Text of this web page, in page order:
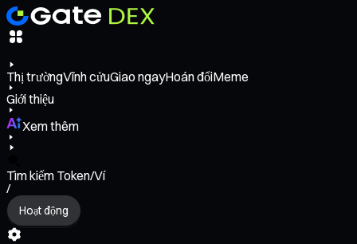
Thị trườngVĩnh cửuGiao ngayHoán đổiMeme
Giới thiệu
Xem thêm
Tìm kiếm Token/Ví
/
Hoạt động